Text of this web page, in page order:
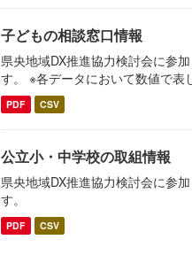
子どもの相談窓口情報
県央地域DX推進協力検討会に参
す。 ※各データにおいて数値で表
PDF CSV
公立小・中学校の取組情報
県央地域DX推進協力検討会に参
す。
PDF CSV